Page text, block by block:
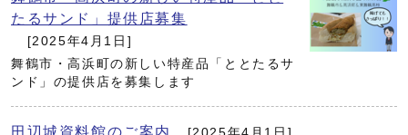
たるサンド」提供店募集
[2025年4月1日]
舞鶴市・高浜町の新しい特産品「ととたるサ
ンド」の提供店を募集します
田辺城資料館のご案内